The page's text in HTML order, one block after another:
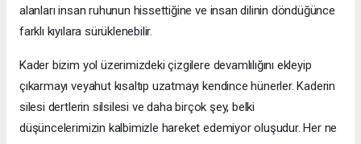
alanları insan ruhunun hissettiğine ve insan dilinin döndüğünce
farklı kıyılara sürüklenebilir.
Kader bizim yol üzerimizdeki çizgilere devamlılığını ekleyip
çıkarmayı veyahut kısaltıp uzatmayı kendince hünerler. Kaderin
silesi dertlerin silsilesi ve daha birçok şey, belki
düşüncelerimizin kalbimizle hareket edemiyor oluşudur. Her ne